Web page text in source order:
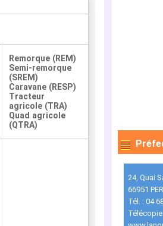
Remorque (REM)
Semi-remorque
(SREM)
Caravane (RESP)
Tracteur
agricole (TRA)
Quad agricole
(QTRA)
24, Quai
66951
Tél. : 04
Télécopie